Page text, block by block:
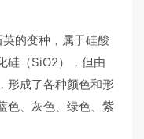
的变种，属于硅酸
硅（SiO2），但由
形成了各种颜色和形
色、灰色、绿色、紫